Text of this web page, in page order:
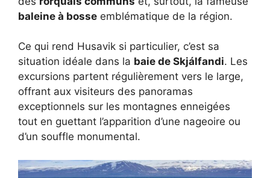
baleine à bosse emblématique de la région.
Ce qui rend Husavik si particulier, c’est sa
situation idéale dans la baie de Skjálfandi. Les
excursions partent régulièrement vers le large,
offrant aux visiteurs des panoramas
exceptionnels sur les montagnes enneigées
tout en guettant l’apparition d’une nageoire ou
d’un souffle monumental.